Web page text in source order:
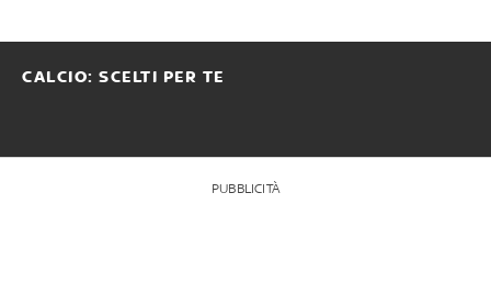
CALCIO: SCELTI PER TE
PUBBLICITÀ